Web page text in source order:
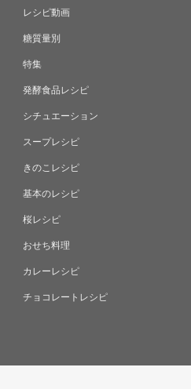
レシピ動画
糖質量別
特集
発酵食品レシピ
シチュエーション
スープレシピ
きのこレシピ
基本のレシピ
桜レシピ
おせち料理
カレーレシピ
チョコレートレシピ